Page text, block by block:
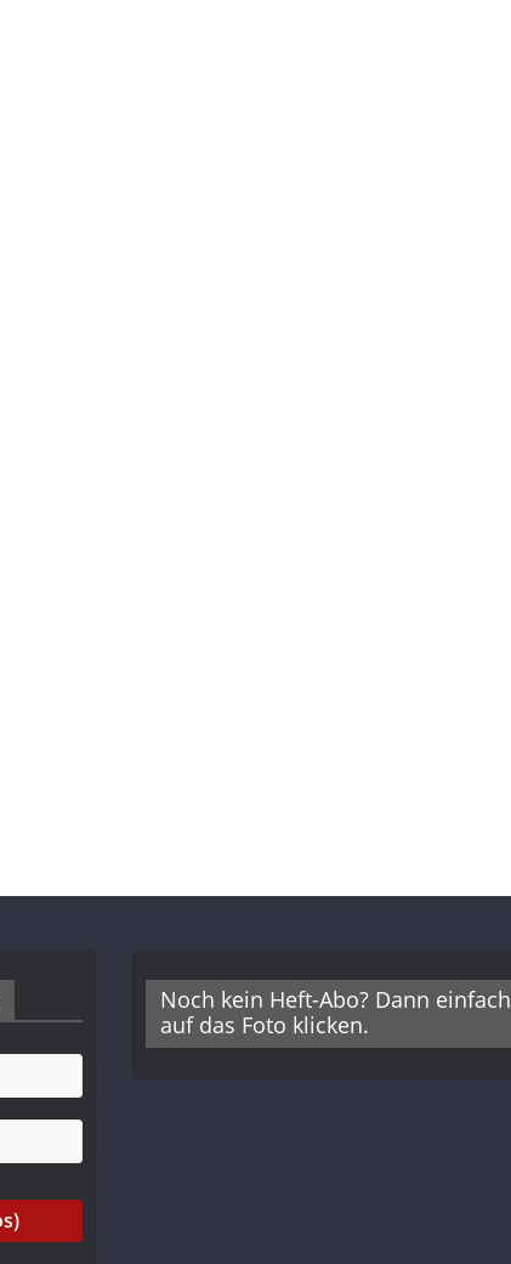
Noch kein Heft-Abo? Dann einfach
auf das Foto klicken.